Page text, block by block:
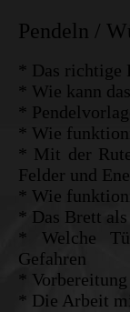
Pendeln /
* Das richtige
* Wie kann
*
* Wie
* Mit der
Felder und
* Wie
* Das Brett
* Welche
Gefahren
*
* Die Arbeit